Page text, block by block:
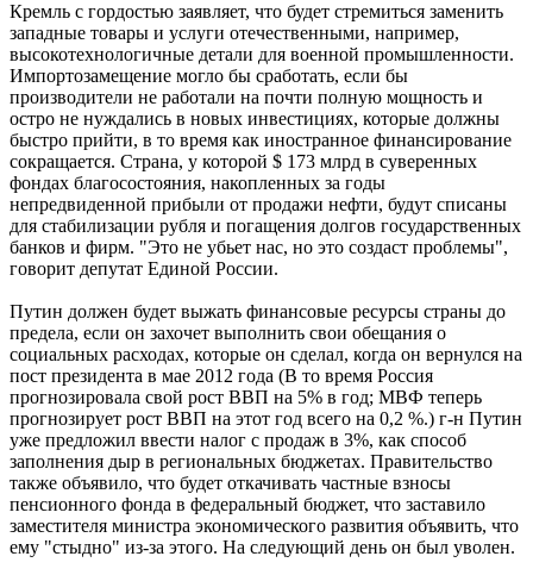
Кремль с гордостью заявляет, что будет стремиться заменить
западные товары и услуги отечественными, например,
высокотехнологичные детали для военной промышленности.
Импортозамещение могло бы сработать, если бы
производители не работали на почти полную мощность и
остро не нуждались в новых инвестициях, которые должны
быстро прийти, в то время как иностранное финансирование
сокращается. Страна, у которой $ 173 млрд в суверенных
фондах благосостояния, накопленных за годы
непредвиденной прибыли от продажи нефти, будут списаны
для стабилизации рубля и погащения долгов государственных
банков и фирм. "Это не убьет нас, но это создаст проблемы",
говорит депутат Единой России.
Путин должен будет выжать финансовые ресурсы страны до
предела, если он захочет выполнить свои обещания о
социальных расходах, которые он сделал, когда он вернулся на
пост президента в мае 2012 года (В то время Россия
прогнозировала свой рост ВВП на 5% в год; МВФ теперь
прогнозирует рост ВВП на этот год всего на 0,2 %.) г-н Путин
уже предложил ввести налог с продаж в 3%, как способ
заполнения дыр в региональных бюджетах. Правительство
также объявило, что будет откачивать частные взносы
пенсионного фонда в федеральный бюджет, что заставило
заместителя министра экономического развития объявить, что
ему "стыдно" из-за этого. На следующий день он был уволен.